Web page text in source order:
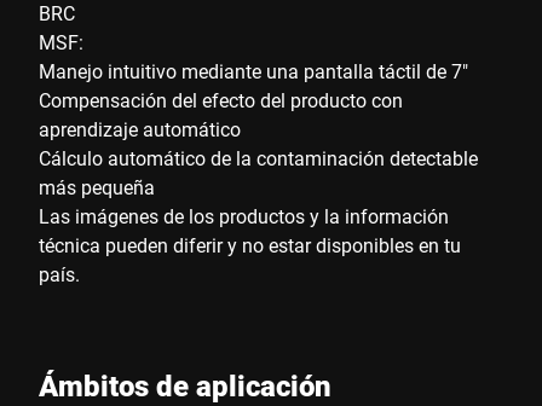
BRC
MSF:
Manejo intuitivo mediante una pantalla táctil de 7"
Compensación del efecto del producto con
aprendizaje automático
Cálculo automático de la contaminación detectable
más pequeña
Las imágenes de los productos y la información
técnica pueden diferir y no estar disponibles en tu
país.
Ámbitos de aplicación